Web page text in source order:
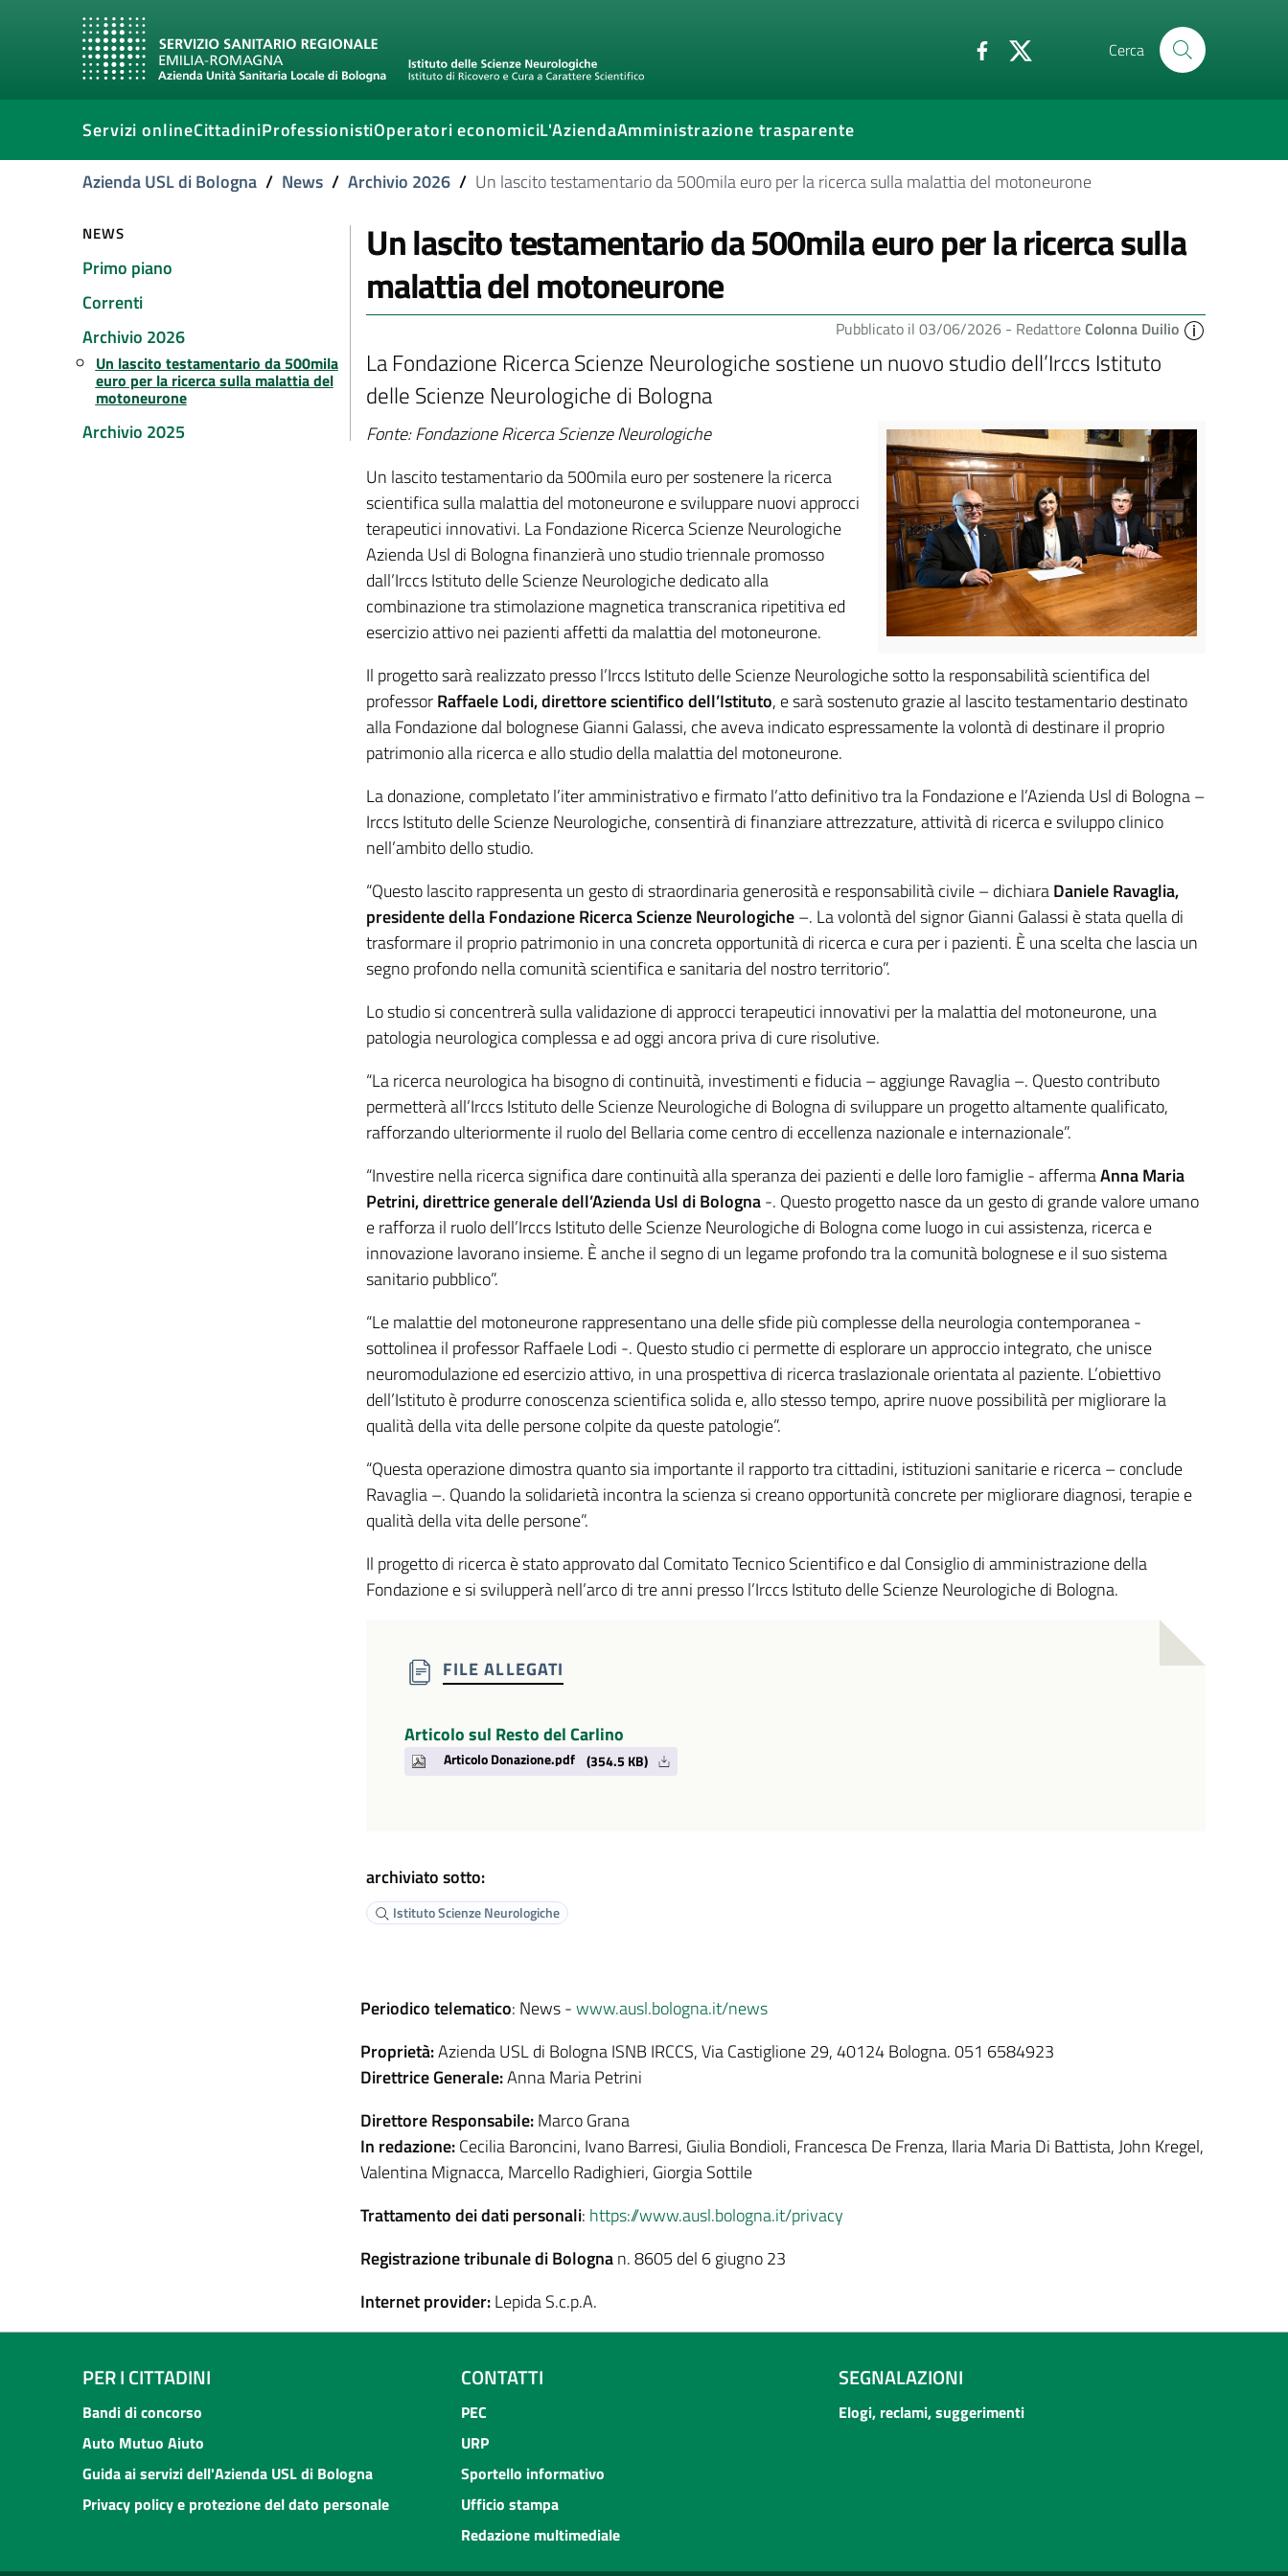
Cerca
Servizi onlineCittadiniProfessionistiOperatori economiciL'AziendaAmministrazione trasparente
Azienda USL di Bologna / News / Archivio 2026 / Un lascito testamentario da 500mila euro per la ricerca sulla malattia del motoneurone
NEWS
Primo piano
Correnti
Archivio 2026
Un lascito testamentario da 500mila
euro per la ricerca sulla malattia del
motoneurone
Archivio 2025
Un lascito testamentario da 500mila euro per la ricerca sulla
malattia del motoneurone
Pubblicato il 03/06/2026 - RedattoreColonna Duilio
La Fondazione Ricerca Scienze Neurologiche sostiene un nuovo studio dell’Irccs Istituto
delle Scienze Neurologiche di Bologna
Fonte: Fondazione Ricerca Scienze Neurologiche
Un lascito testamentario da 500mila euro per sostenere la ricerca
scientifica sulla malattia del motoneurone e sviluppare nuovi approcci
terapeutici innovativi. La Fondazione Ricerca Scienze Neurologiche
Azienda Usl di Bologna finanzierà uno studio triennale promosso
dall’Irccs Istituto delle Scienze Neurologiche dedicato alla
combinazione tra stimolazione magnetica transcranica ripetitiva ed
esercizio attivo nei pazienti affetti da malattia del motoneurone.
Il progetto sarà realizzato presso l’Irccs Istituto delle Scienze Neurologiche sotto la responsabilità scientifica del
professorRaffaele Lodi, direttore scientifico dell’Istituto, e sarà sostenuto grazie al lascito testamentario destinato
alla Fondazione dal bolognese Gianni Galassi, che aveva indicato espressamente la volontà di destinare il proprio
patrimonio alla ricerca e allo studio della malattia del motoneurone.
La donazione, completato l’iter amministrativo e firmato l’atto definitivo tra la Fondazione e l’Azienda Usl di Bologna –
Irccs Istituto delle Scienze Neurologiche, consentirà di finanziare attrezzature, attività di ricerca e sviluppo clinico
nell’ambito dello studio.
“Questo lascito rappresenta un gesto di straordinaria generosità e responsabilità civile – dichiaraDaniele Ravaglia,
presidente della Fondazione Ricerca Scienze Neurologiche–. La volontà del signor Gianni Galassi è stata quella di
trasformare il proprio patrimonio in una concreta opportunità di ricerca e cura per i pazienti. È una scelta che lascia un
segno profondo nella comunità scientifica e sanitaria del nostro territorio”.
Lo studio si concentrerà sulla validazione di approcci terapeutici innovativi per la malattia del motoneurone, una
patologia neurologica complessa e ad oggi ancora priva di cure risolutive.
“La ricerca neurologica ha bisogno di continuità, investimenti e fiducia – aggiunge Ravaglia –. Questo contributo
permetterà all’Irccs Istituto delle Scienze Neurologiche di Bologna di sviluppare un progetto altamente qualificato,
rafforzando ulteriormente il ruolo del Bellaria come centro di eccellenza nazionale e internazionale”.
“Investire nella ricerca significa dare continuità alla speranza dei pazienti e delle loro famiglie - affermaAnna Maria
Petrini, direttrice generale dell’Azienda Usl di Bologna-. Questo progetto nasce da un gesto di grande valore umano
e rafforza il ruolo dell’Irccs Istituto delle Scienze Neurologiche di Bologna come luogo in cui assistenza, ricerca e
innovazione lavorano insieme. È anche il segno di un legame profondo tra la comunità bolognese e il suo sistema
sanitario pubblico”.
“Le malattie del motoneurone rappresentano una delle sfide più complesse della neurologia contemporanea -
sottolinea il professor Raffaele Lodi -. Questo studio ci permette di esplorare un approccio integrato, che unisce
neuromodulazione ed esercizio attivo, in una prospettiva di ricerca traslazionale orientata al paziente. L’obiettivo
dell’Istituto è produrre conoscenza scientifica solida e, allo stesso tempo, aprire nuove possibilità per migliorare la
qualità della vita delle persone colpite da queste patologie”.
“Questa operazione dimostra quanto sia importante il rapporto tra cittadini, istituzioni sanitarie e ricerca – conclude
Ravaglia –. Quando la solidarietà incontra la scienza si creano opportunità concrete per migliorare diagnosi, terapie e
qualità della vita delle persone”.
Il progetto di ricerca è stato approvato dal Comitato Tecnico Scientifico e dal Consiglio di amministrazione della
Fondazione e si svilupperà nell’arco di tre anni presso l’Irccs Istituto delle Scienze Neurologiche di Bologna.
FILE ALLEGATI
Articolo sul Resto del Carlino
Articolo Donazione.pdf (354.5 KB)
archiviato sotto:
Istituto Scienze Neurologiche
Periodico telematico: News -www.ausl.bologna.it/news
Proprietà:Azienda USL di Bologna ISNB IRCCS, Via Castiglione 29, 40124 Bologna. 051 6584923
Direttrice Generale:Anna Maria Petrini
Direttore Responsabile:Marco Grana
In redazione:Cecilia Baroncini, Ivano Barresi, Giulia Bondioli, Francesca De Frenza, Ilaria Maria Di Battista, John Kregel,
Valentina Mignacca, Marcello Radighieri, Giorgia Sottile
Trattamento dei dati personali: https://www.ausl.bologna.it/privacy
Registrazione tribunale di Bolognan. 8605 del 6 giugno 23
Internet provider:Lepida S.c.p.A.
PER I CITTADINI
Bandi di concorso
Auto Mutuo Aiuto
Guida ai servizi dell'Azienda USL di Bologna
Privacy policy e protezione del dato personale
CONTATTI
PEC
URP
Sportello informativo
Ufficio stampa
Redazione multimediale
SEGNALAZIONI
Elogi, reclami, suggerimenti